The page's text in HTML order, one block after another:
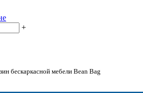
+
бескаркасной мебели Bean Bag